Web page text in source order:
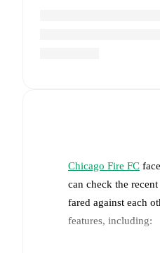
Chicago Fire FC
can check the
fared against each
features, including: